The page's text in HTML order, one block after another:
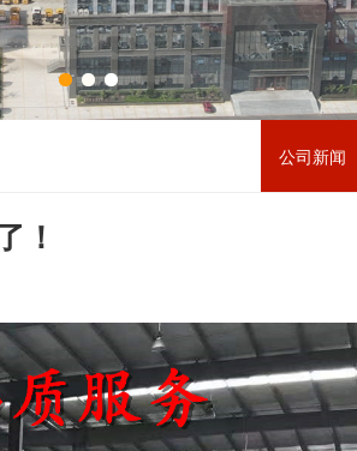
公司新闻
！